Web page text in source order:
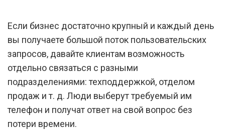
Если бизнес достаточно крупный и каждый день
вы получаете большой поток пользовательских
запросов, давайте клиентам возможность
отдельно связаться с разными
подразделениями: техподдержкой, отделом
продаж и т. д. Люди выберут требуемый им
телефон и получат ответ на свой вопрос без
потери времени.